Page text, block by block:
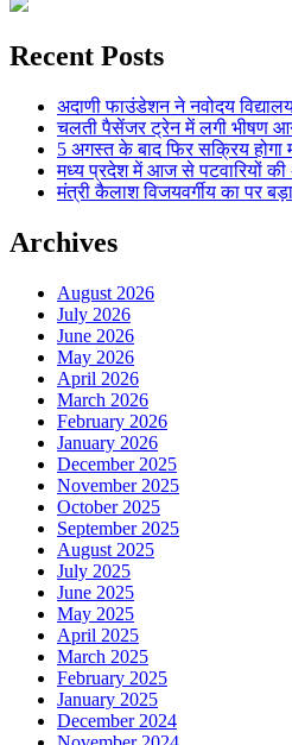
Recent Posts
अदाणी फाउंडेशन ने नवोदय विद्यालय
चलती पैसेंजर ट्रेन में लगी भीषण
5 अगस्त के बाद फिर सक्रिय
मध्य प्रदेश में आज से पटवारियों
मंत्री कैलाश विजयवर्गीय का पर
Archives
August 2026
July 2026
June 2026
May 2026
April 2026
March 2026
February 2026
January 2026
December 2025
November 2025
October 2025
September 2025
August 2025
July 2025
June 2025
May 2025
April 2025
March 2025
February 2025
January 2025
December 2024